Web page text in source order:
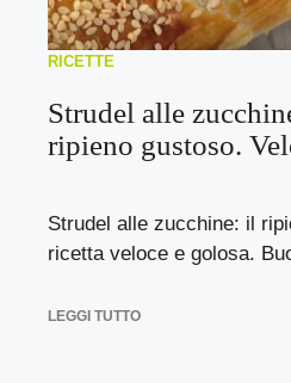
RICETTE
Strudel alle
ripieno gustoso.
Strudel alle zucchine: il
ricetta veloce e golosa.
LEGGI TUTTO